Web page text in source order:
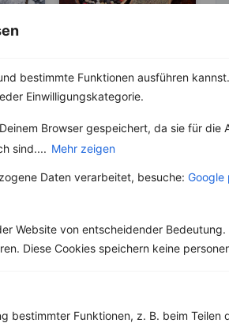
bestimmte Funktionen ausführen
Einwilligungskategorie.
Browser gespeichert, da sie für die
sind.... Mehr zeigen
Daten verarbeitet, besuche: Google
Website von entscheidender Bedeutung.
Diese Cookies speichern keine
bestimmter Funktionen, z. B. beim Teilen
Pfeffer- Die
Unterschiede
Sorten
Die Heimat des echten
Pfeffers ist die
Malabarküste in Indien.
Klima...